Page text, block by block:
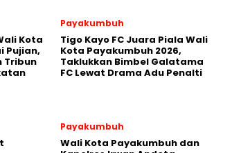
Kota
Pujian,
Tribun
Payakumbuh
Tigo Kayo FC Juara Piala Wali
Kota Payakumbuh 2026,
Taklukkan Bimbel Galatama
FC Lewat Drama Adu Penalti
Payakumbuh
Wali Kota Payakumbuh dan